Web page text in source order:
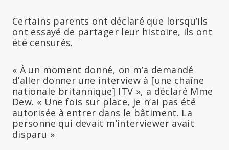
Certains parents ont déclaré que lorsqu’ils
ont essayé de partager leur histoire, ils ont
été censurés.
« À un moment donné, on m’a demandé
d’aller donner une interview à [une chaîne
nationale britannique] ITV », a déclaré Mme
Dew. « Une fois sur place, je n’ai pas été
autorisée à entrer dans le bâtiment. La
personne qui devait m’interviewer avait
disparu »